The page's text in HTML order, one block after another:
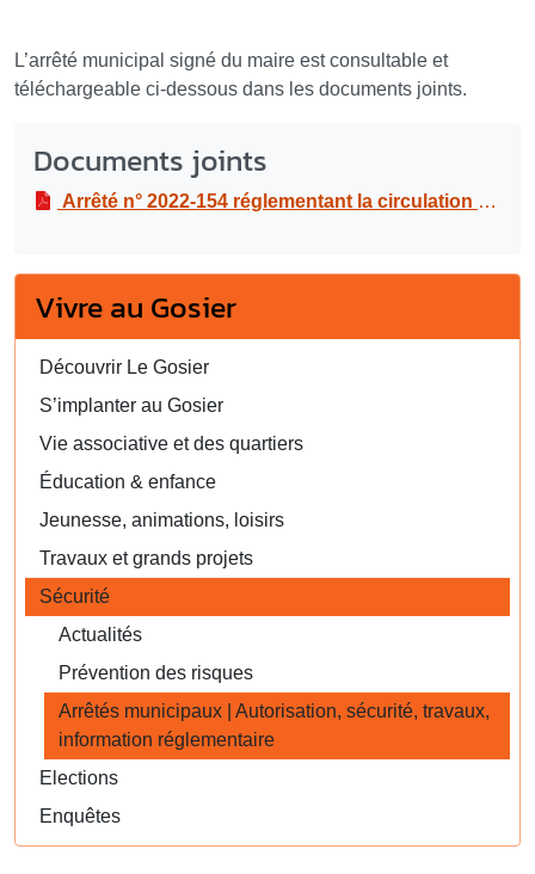
L’arrêté municipal signé du maire est consultable et
téléchargeable ci-dessous dans les documents joints.
Documents joints
Arrêté n° 2022-154 réglementant la circulation et le stationnement dans le cadre de travaux sur le réseau téléphonique orange avec remplacement de cadre et tampon de chambre sur chaussée, à l’Anse Tabarin - Montauban (RD119) du lundi 24 au mardi 25 janvier 2022
Vivre au Gosier
Découvrir Le Gosier
S’implanter au Gosier
Vie associative et des quartiers
Éducation & enfance
Jeunesse, animations, loisirs
Travaux et grands projets
Sécurité
Actualités
Prévention des risques
Arrêtés municipaux | Autorisation, sécurité, travaux,
information réglementaire
Elections
Enquêtes